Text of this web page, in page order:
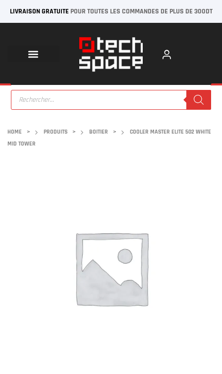
LIVRAISON GRATUITE POUR TOUTES LES COMMANDES DE PLUS DE 300DT
HOME > PRODUITS > BOITIER >
COOLER MASTER ELITE 502 WHITE
MID TOWER